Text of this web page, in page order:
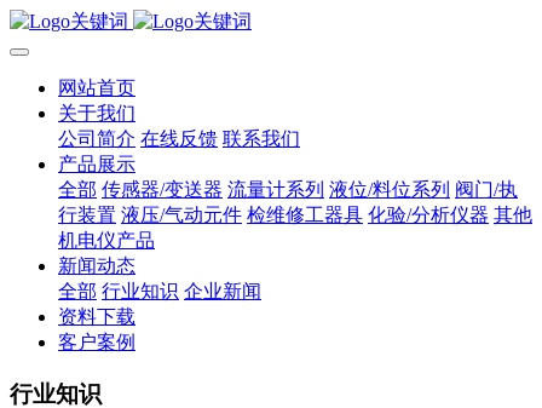
网站首页
关于我们
公司简介 在线反馈 联系我们
产品展示
全部 传感器/变送器 流量计系列 液位/料位系列 阀门/执
行装置 液压/气动元件 检维修工器具 化验/分析仪器 其他
机电仪产品
新闻动态
全部 行业知识 企业新闻
资料下载
客户案例
行业知识